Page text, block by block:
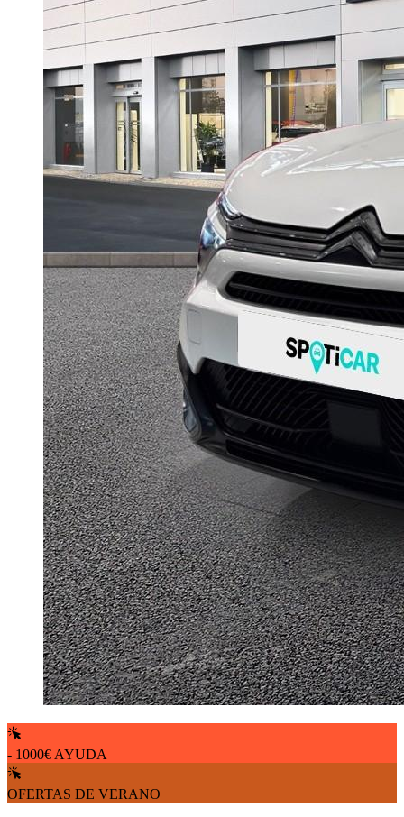
- 1000€ AYUDA
OFERTAS DE VERANO